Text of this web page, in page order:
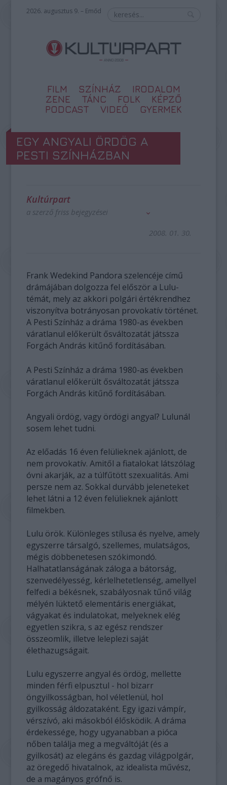
2026. augusztus 9. – Emőd
FILM SZÍNHÁZ
IRODALOM
ZENE
TÁNC FOLK
KÉPZŐ
PODCAST
VIDEÓ GYERMEK
EGY ANGYALI ÖRDÖG A
PESTI SZÍNHÁZBAN
Kultúrpart
a szerző friss bejegyzései
2008. 01. 30.
Frank Wedekind Pandora szelencéje című
drámájában dolgozza fel először a Lulu-
témát, mely az akkori polgári értékrendhez
viszonyítva botrányosan provokatív történet.
A Pesti Színház a dráma 1980-as években
váratlanul előkerült ősváltozatát játssza
Forgách András kitűnő fordításában.
A Pesti Színház a dráma 1980-as években
váratlanul előkerült ősváltozatát játssza
Forgách András kitűnő fordításában.
Angyali ördög, vagy ördögi angyal? Lulunál
sosem lehet tudni.
Az előadás 16 éven felülieknek ajánlott, de
nem provokatív. Amitől a fiatalokat látszólag
óvni akarják, az a túlfűtött szexualitás. Ami
persze nem az. Sokkal durvább jeleneteket
lehet látni a 12 éven felülieknek ajánlott
filmekben.
Lulu örök. Különleges stílusa és nyelve, amely
egyszerre társalgó, szellemes, mulatságos,
mégis döbbenetesen szókimondó.
Halhatatlanságának záloga a bátorság,
szenvedélyesség, kérlelhetetlenség, amellyel
felfedi a békésnek, szabályosnak tűnő világ
mélyén lüktető elementáris energiákat,
vágyakat és indulatokat, melyeknek elég
egyetlen szikra, s az egész rendszer
összeomlik, illetve leleplezi saját
élethazugságait.
Lulu egyszerre angyal és ördög, mellette
minden férfi elpusztul - hol bizarr
öngyilkosságban, hol véletlenül, hol
gyilkosság áldozataként. Egy igazi vámpír,
vérszívó, aki másokból élősködik. A dráma
érdekessége, hogy ugyanabban a pióca
nőben találja meg a megváltóját (és a
gyilkosát) az elegáns és gazdag világpolgár,
az öregedő hivatalnok, az idealista művész,
de a magányos grófnő is.